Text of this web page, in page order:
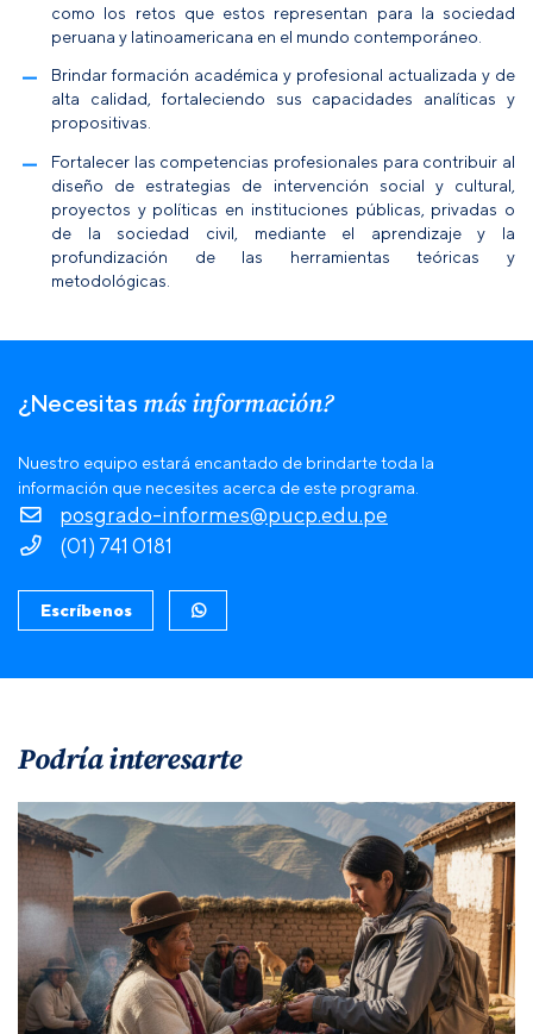
como los retos que estos representan para la sociedad
peruana y latinoamericana en el mundo contemporáneo.
Brindar formación académica y profesional actualizada y de
alta calidad, fortaleciendo sus capacidades analíticas y
propositivas.
Fortalecer las competencias profesionales para contribuir al
diseño de estrategias de intervención social y cultural,
proyectos y políticas en instituciones públicas, privadas o
de la sociedad civil, mediante el aprendizaje y la
profundización de las herramientas teóricas y
metodológicas.
¿Necesitas más información?
Nuestro equipo estará encantado de brindarte toda la
información que necesites acerca de este programa.
posgrado-informes@pucp.edu.pe
(01) 741 0181
Escríbenos
Podría interesarte